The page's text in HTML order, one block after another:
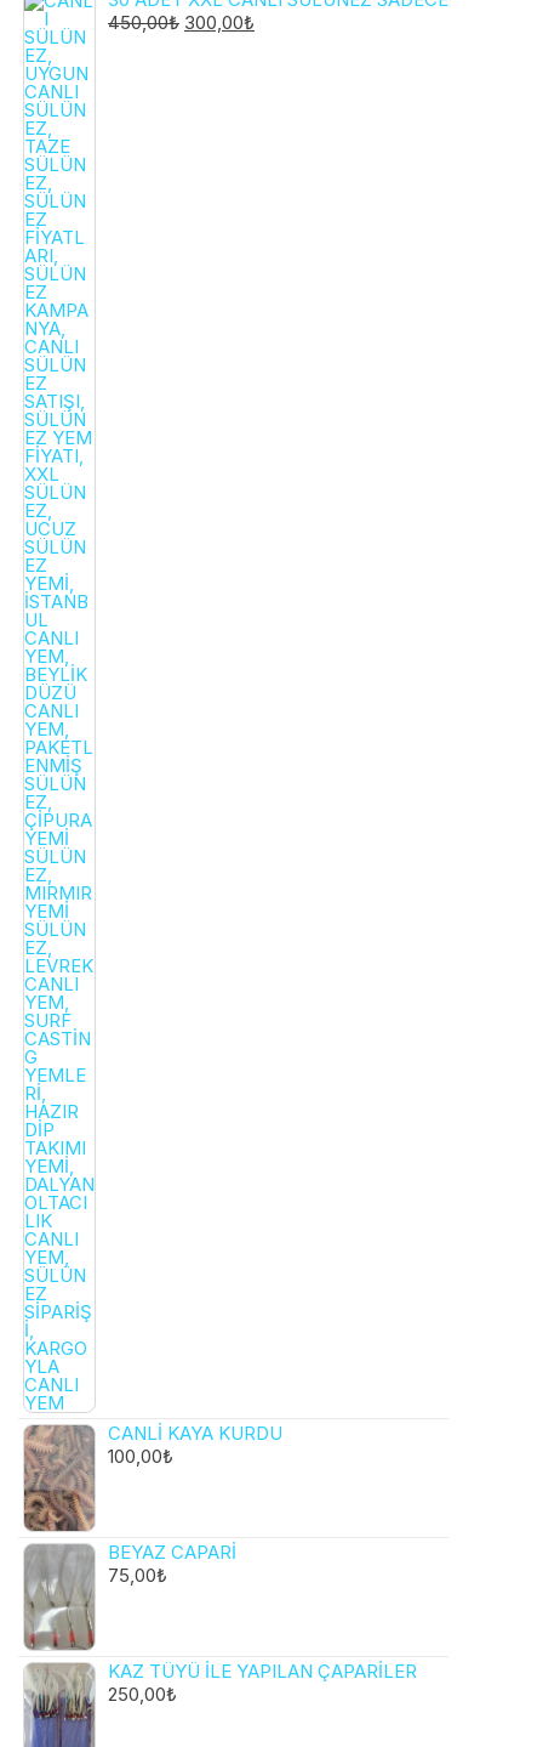
450,00₺ ORIJINAL
300,00₺
CANLI KAYA KURDU
100,00₺
BEYAZ CAPARI
75,00₺
KAZ TÜYÜ ILE YAPILAN ÇAPARILER
250,00₺